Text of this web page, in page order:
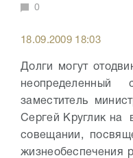
0
18.09.2009 18:03
Долги могут
заместитель
Сергей Круглик на
совещании,
жизнеобеспечения